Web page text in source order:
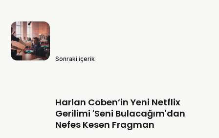
Sonraki içerik
Harlan Coben’in Yeni Netflix
Gerilimi 'Seni Bulacağım'dan
Nefes Kesen Fragman